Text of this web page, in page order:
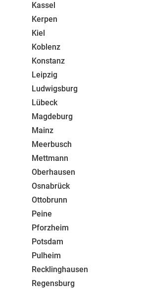
Kassel
Kerpen
Kiel
Koblenz
Konstanz
Leipzig
Ludwigsburg
Lübeck
Magdeburg
Mainz
Meerbusch
Mettmann
Oberhausen
Osnabrück
Ottobrunn
Peine
Pforzheim
Potsdam
Pulheim
Recklinghausen
Regensburg